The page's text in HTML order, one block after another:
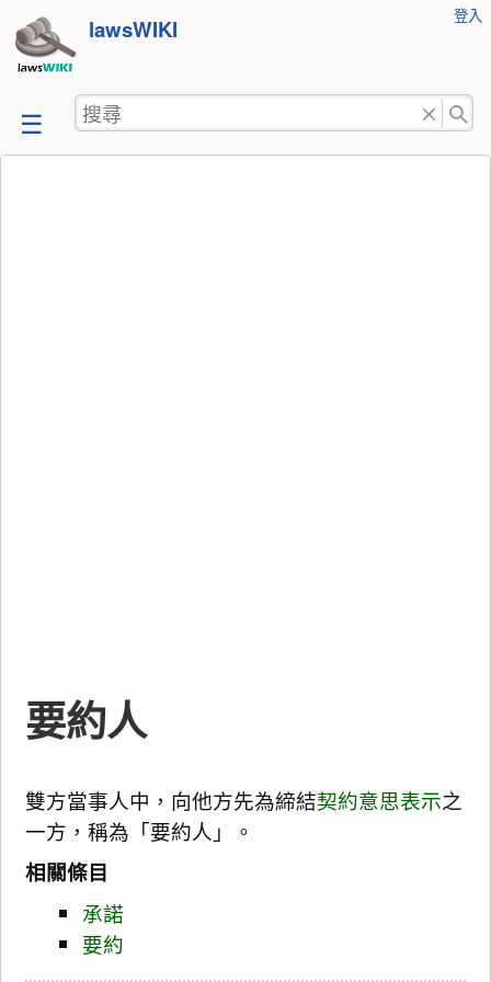
跳
至
容
lawsWIKI
工
登入
搜
尋
要約人
雙方當事人中，向他方先為締結契約意思表示之
一方，稱為「要約人」。
相關條目
承諾
要約